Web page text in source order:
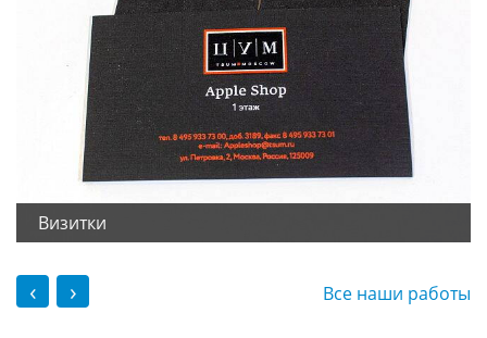
Визитки
‹ › Все наши работы